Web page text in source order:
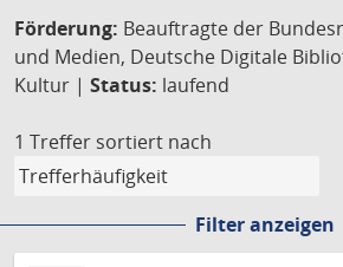
Förderung: Beauftragte der
und Medien, Deutsche Digitale
Kultur | Status: laufend
1 Treffer sortiert nach
Filter anzeigen